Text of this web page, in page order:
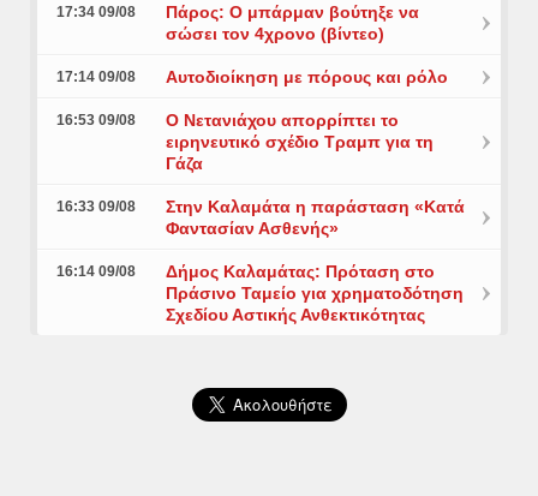
17:34 09/08
Πάρος: Ο μπάρμαν βούτηξε να
σώσει τον 4χρονο (βίντεο)
17:14 09/08 Αυτοδιοίκηση με πόρους και ρόλο
16:53 09/08
Ο Νετανιάχου απορρίπτει το
ειρηνευτικό σχέδιο Τραμπ για τη
Γάζα
16:33 09/08
Στην Καλαμάτα η παράσταση «Κατά
Φαντασίαν Ασθενής»
16:14 09/08
Δήμος Καλαμάτας: Πρόταση στο
Πράσινο Ταμείο για χρηματοδότηση
Σχεδίου Αστικής Ανθεκτικότητας